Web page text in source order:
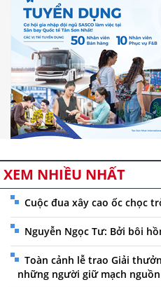
XEM NHIỀU NHẤT
Cuộc đua xây cao ốc chọc
Nguyễn Ngọc Tư: Bởi bôi
Toàn cảnh lễ trao Giải
những người giữ mạch